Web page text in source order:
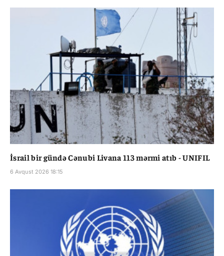
İsrail bir gündə Cənubi Livana 113 mərmi atıb - UNIFIL
6 Avqust 2026 18:15